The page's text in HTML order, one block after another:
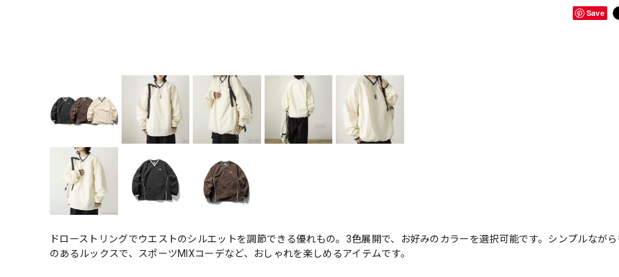
Save
ドローストリングでウエストのシルエットを調節できる優れもの。3色展開で、お好みのカラーを選択可能です。シンプルなが
のあるルックスで、スポーツMIXコーデなど、おしゃれを楽しめるアイテムです。